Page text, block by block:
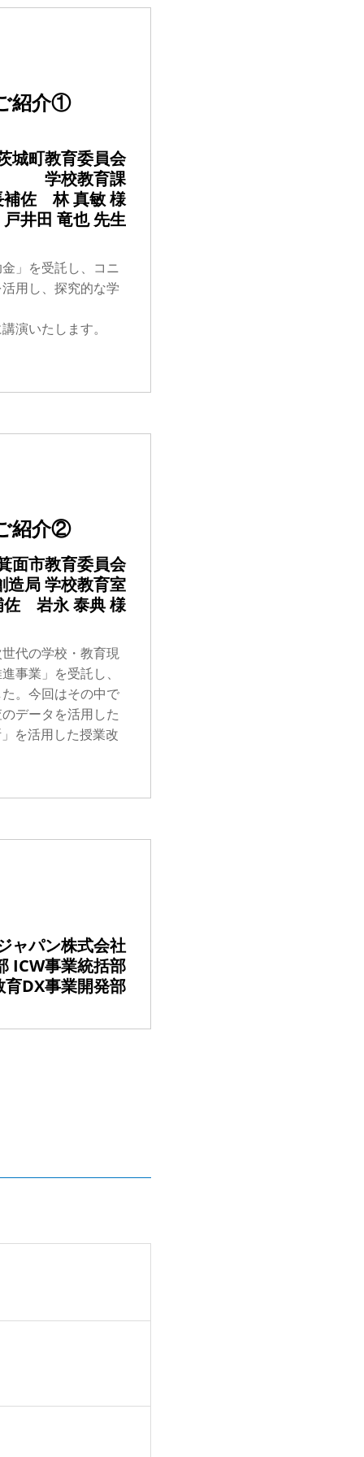
紹介①
城町教育委員会
学校教育課
補佐 林 真敏 様
井田 竜也 先生
」を受託し、コニ
用し、探究的な学
演いたします。
紹介②
面市教育委員会
造局 学校教育室
佐 岩永 泰典 様
代の学校・教育現
事業」を受託し、
。今回はその中で
データを活用した
を活用した授業改
ャパン株式会社
ICW事業統括部
育DX事業開発部